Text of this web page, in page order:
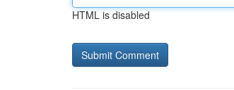
HTML is disabled